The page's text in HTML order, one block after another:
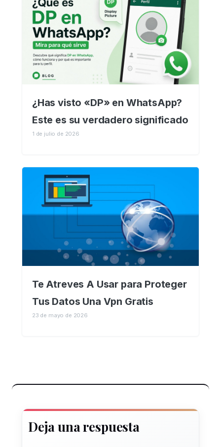
¿Has visto «DP» en WhatsApp?
Este es su verdadero significado
1 de julio de 2026
Te Atreves A Usar para Proteger
Tus Datos Una Vpn Gratis
23 de mayo de 2026
Deja una respuesta